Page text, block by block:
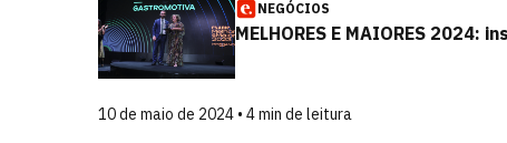
NEGÓCIOS
MELHORES E MAIORES
10 de maio de 2024 • 4 min de leitura